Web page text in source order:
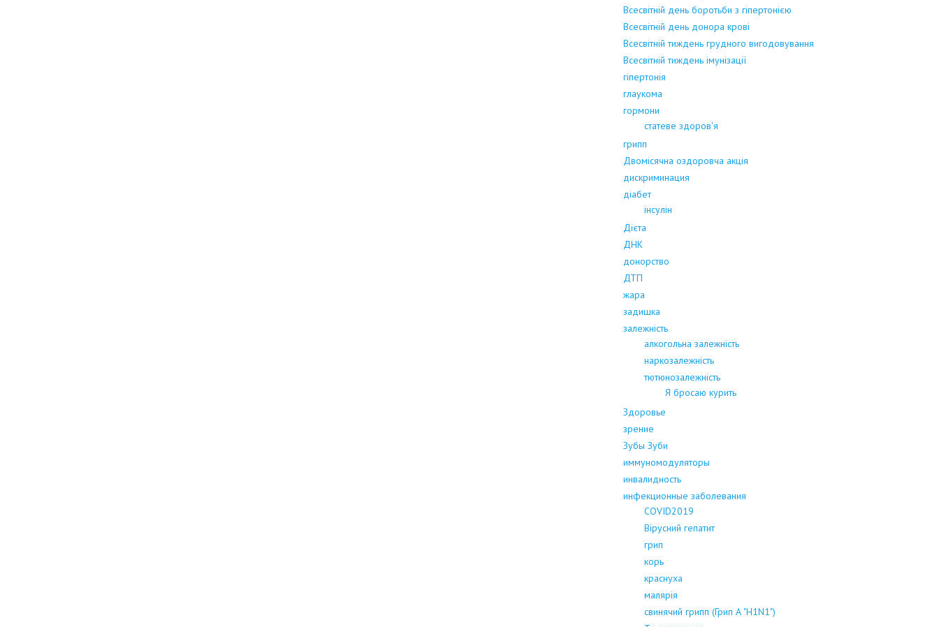
Всесвітній день боротьби з гіпертонією
Всесвітній день донора крові
Всесвітній тиждень грудного вигодовування
Всесвітній тиждень імунізації
гіпертонія
глаукома
гормони
статеве здоров'я
грипп
Двомісячна оздоровча акція
дискриминация
діабет
інсулін
Дієта
ДНК
донорство
ДТП
жара
задишка
залежність
алкогольна залежність
наркозалежність
тютюнозалежність
Я бросаю курить
Здоровье
зрение
Зубы Зуби
иммуномодуляторы
инвалидность
инфекционные заболевания
COVID2019
Вірусний гепатит
грип
корь
краснуха
малярія
свинячий грипп (Грип А "H1N1")